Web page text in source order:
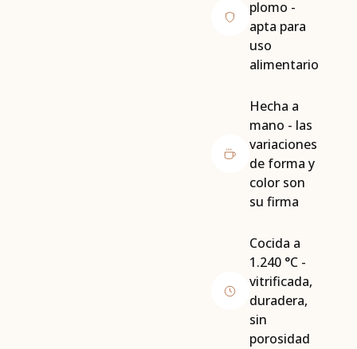
plomo -
apta para
uso
alimentario
Hecha a
mano - las
variaciones
de forma y
color son
su firma
Cocida a
1.240 °C -
vitrificada,
duradera,
sin
porosidad